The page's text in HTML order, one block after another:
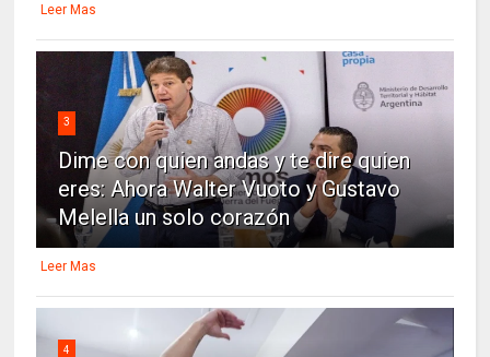
Leer Mas
3
Dime con quien andas y te dire quien
eres: Ahora Walter Vuoto y Gustavo
Melella un solo corazón
Leer Mas
4